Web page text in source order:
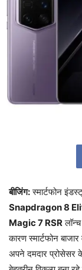
बीजिंग:स्मार्टफोन
Snapdragon 8
Magic 7 RSR
कारण स्मार्टफोन
अपने दमदार प्रोसेसर